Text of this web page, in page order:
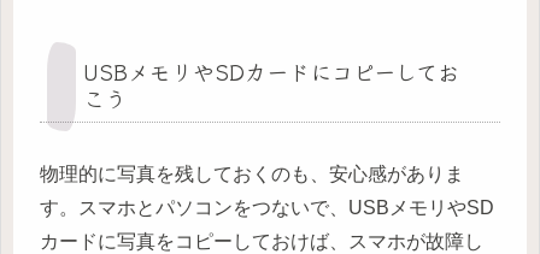
USBメモリやSDカードにコピーしてお
こう
物理的に写真を残しておくのも、安心感がありま
す。スマホとパソコンをつないで、USBメモリやSD
カードに写真をコピーしておけば、スマホが故障し